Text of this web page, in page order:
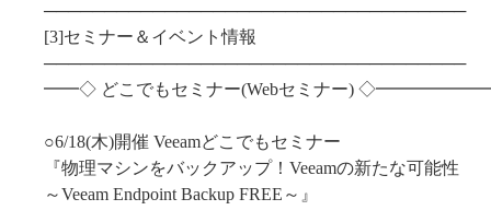
───────────────────────────────────
[3]セミナー＆イベント情報
───────────────────────────────────
━━◇ どこでもセミナー(Webセミナー)
○6/18(木)開催 Veeamどこでもセミナー
『物理マシンをバックアップ！Veeamの新たな可能性
～Veeam Endpoint Backup FREE～』